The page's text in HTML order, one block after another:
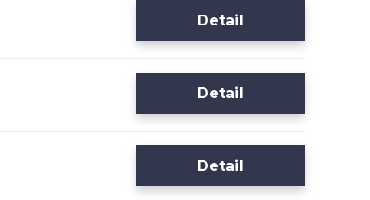
Detail
Detail
Detail